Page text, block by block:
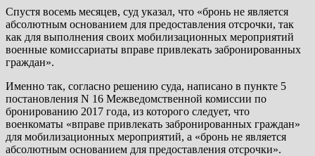
Спустя восемь месяцев, суд указал, что «бронь не является
абсолютным основанием для предоставления отсрочки, так
как для выполнения своих мобилизационных мероприятий
военные комиссариаты вправе привлекать забронированных
граждан».
Именно так, согласно решению суда, написано в пункте 5
постановления N 16 Межведомственной комиссии по
бронированию 2017 года, из которого следует, что
военкоматы «вправе привлекать забронированных граждан»
для мобилизационных мероприятий, а «бронь не является
абсолютным основанием для предоставления отсрочки».